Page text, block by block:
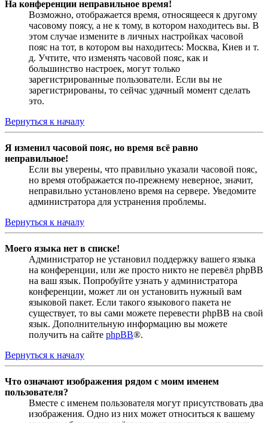
На конференции неправильное время!
Возможно, отображается время, относящееся к другому
часовому поясу, а не к тому, в котором находитесь вы. В
этом случае измените в личных настройках часовой
пояс на тот, в котором вы находитесь: Москва, Киев и т.
д. Учтите, что изменять часовой пояс, как и
большинство настроек, могут только
зарегистрированные пользователи. Если вы не
зарегистрированы, то сейчас удачный момент сделать
это.
Вернуться к началу
Я изменил часовой пояс, но время всё равно
неправильное!
Если вы уверены, что правильно указали часовой пояс,
но время отображается по-прежнему неверное, значит,
неправильно установлено время на сервере. Уведомите
администратора для устранения проблемы.
Вернуться к началу
Моего языка нет в списке!
Администратор не установил поддержку вашего языка
на конференции, или же просто никто не перевёл phpBB
на ваш язык. Попробуйте узнать у администратора
конференции, может ли он установить нужный вам
языковой пакет. Если такого языкового пакета не
существует, то вы сами можете перевести phpBB на свой
язык. Дополнительную информацию вы можете
получить на сайте phpBB®.
Вернуться к началу
Что означают изображения рядом с моим именем
пользователя?
Вместе с именем пользователя могут присутствовать два
изображения. Одно из них может относиться к вашему